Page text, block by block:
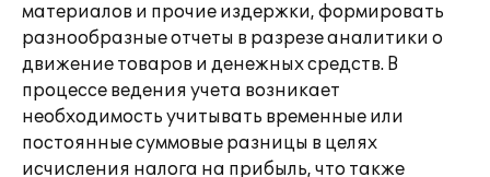
материалов и прочие издержки, формировать
разнообразные отчеты в разрезе аналитики о
движение товаров и денежных средств. В
процессе ведения учета возникает
необходимость учитывать временные или
постоянные суммовые разницы в целях
исчисления налога на прибыль, что также